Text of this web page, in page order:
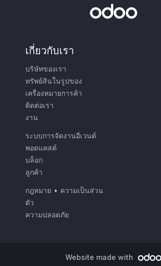
เกี่ยวกับเรา
บริษัทของเรา
ทรัพย์สินในรูปของ
เครื่องหมายการค้า
ติดต่อเรา
งาน
ระบบการจัดงานอีเวนต์
พอดแคสต์
บล็อก
ลูกค้า
กฎหมาย • ความเป็นส่วน
ตัว
ความปลอดภัย
Website made with